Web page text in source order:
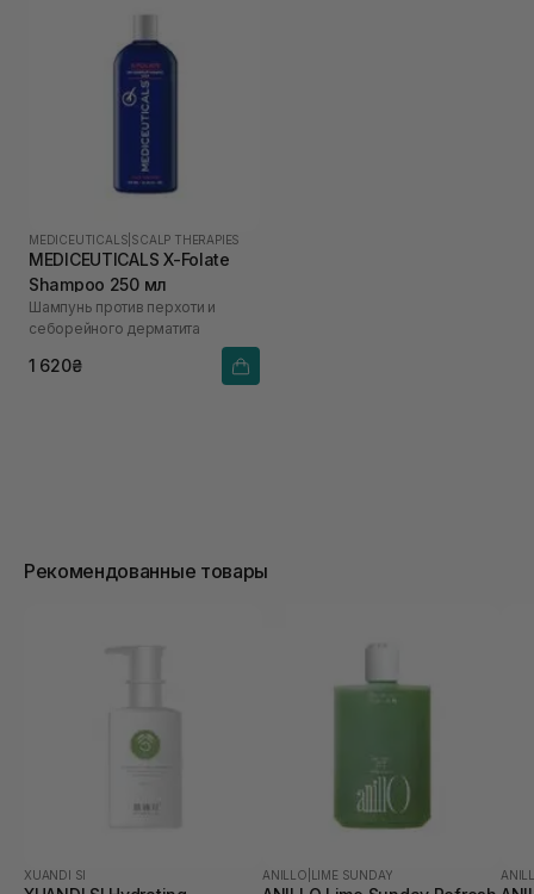
MEDICEUTICALS SCALP THERAPIES
MEDICEUTICALS X-Folate
Shampoo 250 мл
Шампунь против перхоти и
себорейного дерматита
1 620₴
Рекомендованные товары
XUANDI SI ANILLO LIME SUNDAY